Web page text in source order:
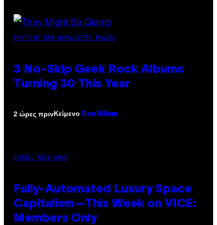
PHOTO BY BOB BERG/GETTY IMAGES
3 No-Skip Geek Rock Albums
Turning 30 This Year
2 ώρες πρινΚείμενο Dan Milam
IMAGE: NICK DOVE
Fully-Automated Luxury Space
Capitalism—This Week on VICE:
Members Only